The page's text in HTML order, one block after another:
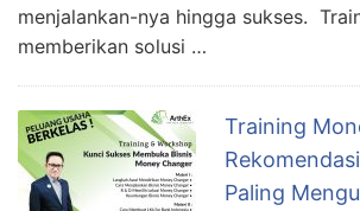
menjalankan-nya hingga sukses.
memberikan solusi …
Training
Paling